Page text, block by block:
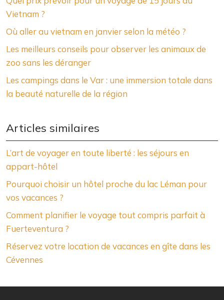
Vietnam ?
Où aller au vietnam en janvier selon la météo ?
Les meilleurs conseils pour observer les animaux de
zoo sans les déranger
Les campings dans le Var : une immersion totale dans
la beauté naturelle de la région
Articles similaires
L’art de voyager en toute liberté : les séjours en
appart-hôtel
Pourquoi choisir un hôtel proche du lac Léman pour
vos vacances ?
Comment planifier le voyage tout compris parfait à
Fuerteventura ?
Réservez votre location de vacances en gîte dans les
Cévennes